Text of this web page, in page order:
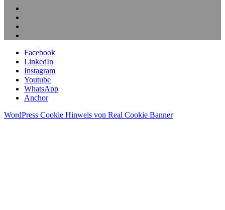
Facebook
LinkedIn
Instagram
Youtube
WhatsApp
Anchor
WordPress Cookie Hinweis von Real Cookie Banner